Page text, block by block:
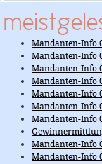
Mandanten-Info
Mandanten-Info
Mandanten-Info
Mandanten-Info
Mandanten-Info
Mandanten-Info
Mandanten-Info
Mandanten-Info
Mandanten-Info